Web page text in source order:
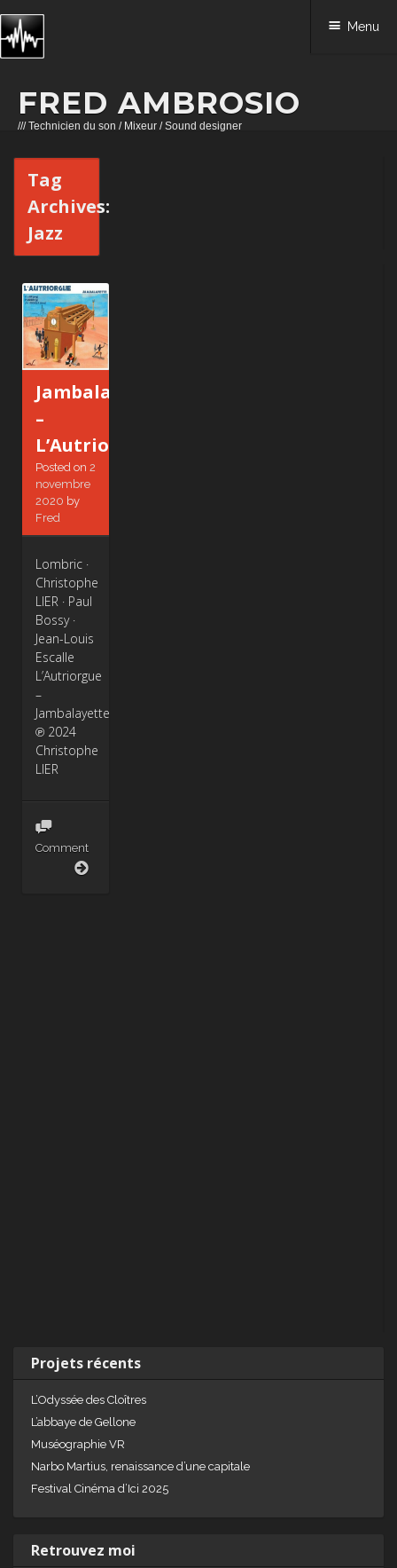
FRED AMBROSIO
/// Technicien du son / Mixeur / Sound designer
Menu
Skip to content
Tag
Archives:
Jazz
Jambalayette
–
L’Autriorgue
Posted on 2
novembre
2020 by
Fred
Lombric ·
Christophe
LIER · Paul
Bossy ·
Jean-Louis
Escalle
L’Autriorgue
–
Jambalayette
℗ 2024
Christophe
LIER
Comment
Projets récents
L’Odyssée des Cloîtres
L’abbaye de Gellone
Muséographie VR
Narbo Martius, renaissance d’une capitale
Festival Cinéma d’Ici 2025
Retrouvez moi